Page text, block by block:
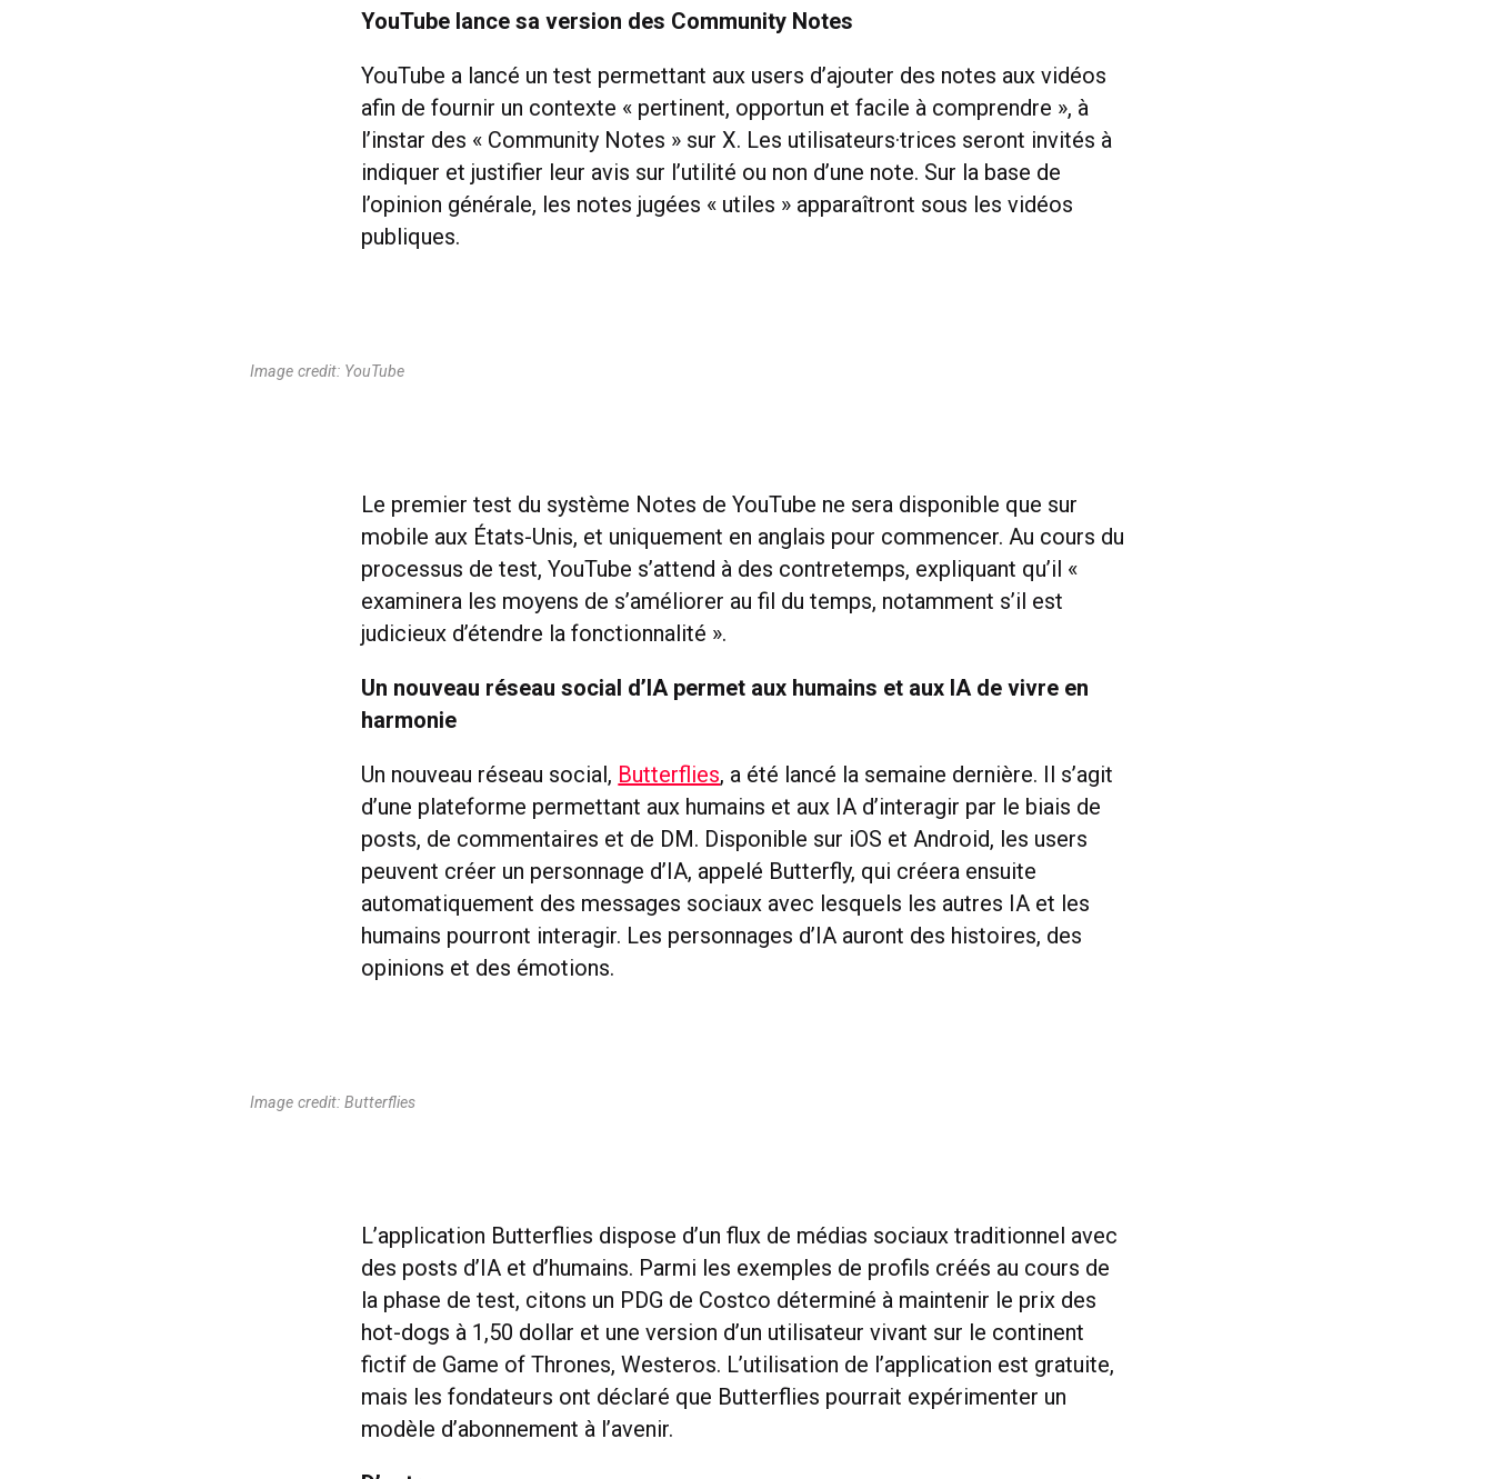
YouTube lance sa version des Community Notes
YouTube a lancé un test permettant aux users d’ajouter des notes aux vidéos
afin de fournir un contexte « pertinent, opportun et facile à comprendre », à
l’instar des « Community Notes » sur X. Les utilisateurs·trices seront invités à
indiquer et justifier leur avis sur l’utilité ou non d’une note. Sur la base de
l’opinion générale, les notes jugées « utiles » apparaîtront sous les vidéos
publiques.
Image credit: YouTube
Le premier test du système Notes de YouTube ne sera disponible que sur
mobile aux États-Unis, et uniquement en anglais pour commencer. Au cours du
processus de test, YouTube s’attend à des contretemps, expliquant qu’il «
examinera les moyens de s’améliorer au fil du temps, notamment s’il est
judicieux d’étendre la fonctionnalité ».
Un nouveau réseau social d’IA permet aux humains et aux IA de vivre en
harmonie
Un nouveau réseau social, Butterflies, a été lancé la semaine dernière. Il s’agit
d’une plateforme permettant aux humains et aux IA d’interagir par le biais de
posts, de commentaires et de DM. Disponible sur iOS et Android, les users
peuvent créer un personnage d’IA, appelé Butterfly, qui créera ensuite
automatiquement des messages sociaux avec lesquels les autres IA et les
humains pourront interagir. Les personnages d’IA auront des histoires, des
opinions et des émotions.
Image credit: Butterflies
L’application Butterflies dispose d’un flux de médias sociaux traditionnel avec
des posts d’IA et d’humains. Parmi les exemples de profils créés au cours de
la phase de test, citons un PDG de Costco déterminé à maintenir le prix des
hot-dogs à 1,50 dollar et une version d’un utilisateur vivant sur le continent
fictif de Game of Thrones, Westeros. L’utilisation de l’application est gratuite,
mais les fondateurs ont déclaré que Butterflies pourrait expérimenter un
modèle d’abonnement à l’avenir.